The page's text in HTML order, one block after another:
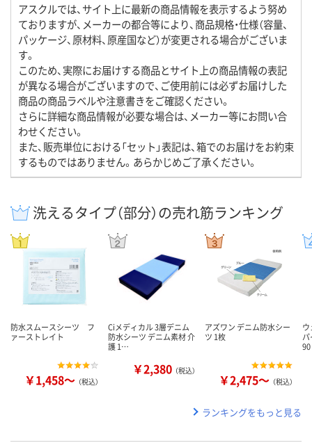
アスクルでは、サイト上に最新の商品情報を表示するよう努め
ておりますが、メーカーの都合等により、商品規格・仕様（容量、
パッケージ、原材料、原産国など）が変更される場合がございま
す。
このため、実際にお届けする商品とサイト上の商品情報の表記
が異なる場合がございますので、ご使用前には必ずお届けした
商品の商品ラベルや注意書きをご確認ください。
さらに詳細な商品情報が必要な場合は、メーカー等にお問い合
わせください。
また、販売単位における「セット」表記は、箱でのお届けをお約束
するものではありません。あらかじめご了承ください。
洗えるタイプ（部分）の売れ筋ランキング
防水スムースシーツ フ
ァーストレイト
￥1,458～ （税込）
Ciメディカル 3層デニム
防水シーツ デニム素材 介
護 1…
￥2,380 （税込）
アズワン デニム防水シー
ツ 1枚
￥2,475～ （税込）
ランキングをもっと見る